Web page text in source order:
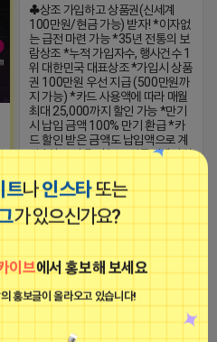
트나인스타또는
가 있으신가요?
이브에서 홍보해 보세요
홍보글이 올라오고 있습니다!
♣상조 가입하고 상품권(신세계
100만원/현금 가능) 받자! *이자없
는 급전 마련 가능 *35년 전통의 보
람상조 *누적 가입자수, 행사건수 1
위 대한민국 대표상조 *가입시 상품
권 100만원 우선 지급 (500만원까
지 가능) *카드 사용액에 따라 매월
최대 25,000까지 할인 가능 *만기
시 납입 금액 100% 만기 환급 *카
드 할인 받은 금액도 납입액으로 계
산 *상조 사용 가능 ☎전문설계사와
https://open.kakao.com/o/
2025-08-12 00:24
비공개